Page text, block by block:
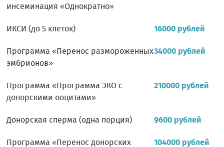
инсеминация «Однократно»
ИКСИ (до 5 клеток) 16000 рублей
Программа «Перенос размороженных
эмбрионов»
34000 рублей
Программа «Программа ЭКО с
донорскими ооцитами»
210000 рублей
Донорская сперма (одна порция) 9600 рублей
Программа «Перенос донорских
104000 рублей